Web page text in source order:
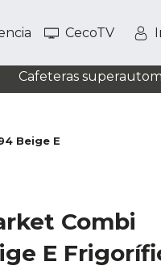
CecoTV
Cafeteras
Beige E
Combi
E